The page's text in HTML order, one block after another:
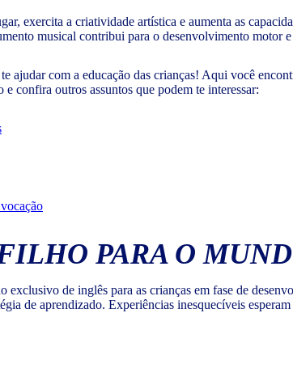
exercita a criatividade artística e aumenta as
musical contribui para o desenvolvimento motor
ajudar com a educação das crianças! Aqui você
confira outros assuntos que podem te interessar:
PARA O
exclusivo de inglês para as crianças em fase de
de aprendizado. Experiências inesquecíveis